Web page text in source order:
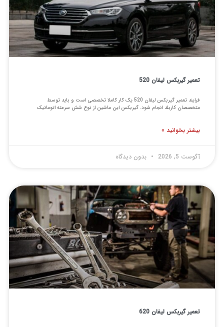
تعمیر گیربکس لیفان 520
فرایند تعمیر گیربکس لیفان 520 یک کار کاملا تخصصی است و باید توسط
متخصصان کاربلد انجام شود. گیربکس این ماشین از نوع شش سرعته اتوماتیک
بیشتر بخوانید »
بدون دیدگاه
تعمیر گیربکس لیفان 620